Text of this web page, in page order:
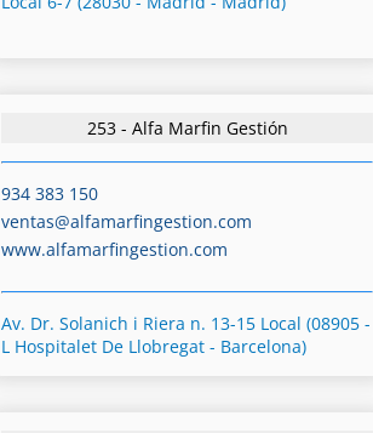
253 - Alfa Marfin Gestión
934 383 150
ventas@alfamarfingestion.com
www.alfamarfingestion.com
Av. Dr. Solanich i Riera n. 13-15 Local (08905 -
L Hospitalet De Llobregat - Barcelona)